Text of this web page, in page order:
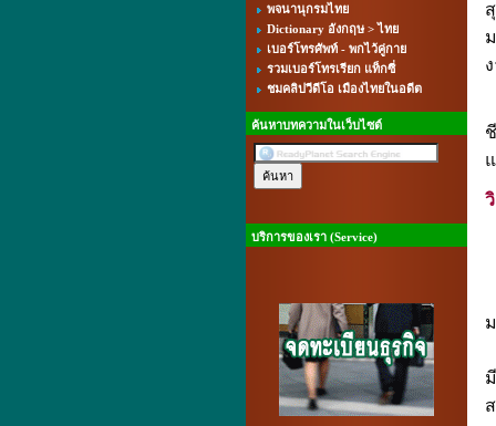
พจนานุกรมไทย
Dictionary อังกฤษ > ไทย
เบอร์โทรศัพท์ - พกไว้คู่กาย
รวมเบอร์โทรเรียก แท็กซี่
ชมคลิปวีดีโอ เมืองไทยในอดีต
ค้นหาบทความในเว็บไซต์
บริการของเรา (Service)